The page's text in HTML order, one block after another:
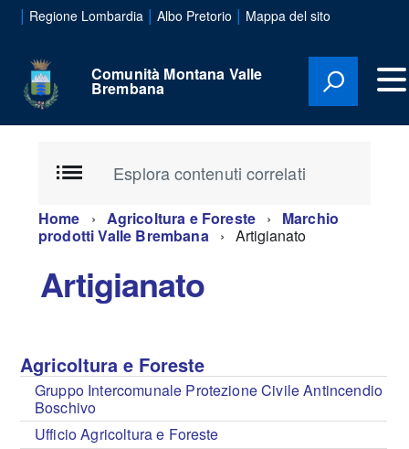
| Regione Lombardia | Albo Pretorio | Mappa del sito
Comunità Montana Valle
Brembana
Esplora contenuti correlati
Home Agricoltura e Foreste
Marchio
prodotti Valle Brembana
Artigianato
Artigianato
Agricoltura e Foreste
Gruppo Intercomunale Protezione Civile Antincendio
Boschivo
Ufficio Agricoltura e Foreste